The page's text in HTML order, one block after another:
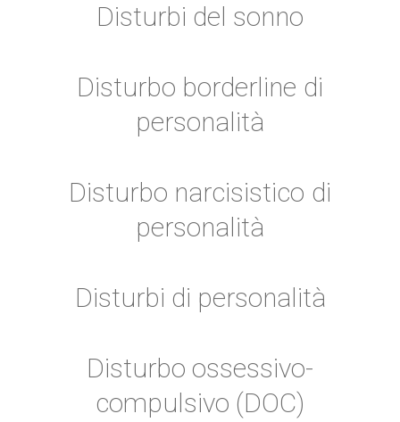
Disturbi del sonno
Disturbo borderline di
personalità
Disturbo narcisistico di
personalità
Disturbi di personalità
Disturbo ossessivo-
compulsivo (DOC)